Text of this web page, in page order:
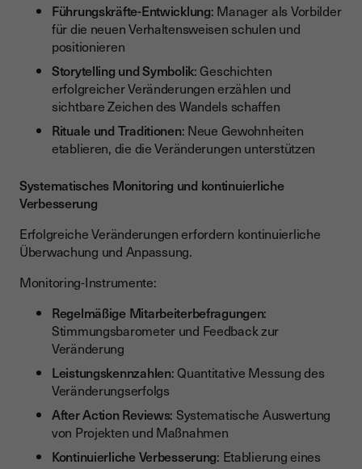
Führungskräfte-Entwicklung: Manager als Vorbilder
für die neuen Verhaltensweisen schulen und
positionieren
Storytelling und Symbolik: Geschichten
erfolgreicher Veränderungen erzählen und
sichtbare Zeichen des Wandels schaffen
Rituale und Traditionen: Neue Gewohnheiten
etablieren, die die Veränderungen unterstützen
Systematisches Monitoring und kontinuierliche
Verbesserung
Erfolgreiche Veränderungen erfordern kontinuierliche
Überwachung und Anpassung.
Monitoring-Instrumente:
Regelmäßige Mitarbeiterbefragungen:
Stimmungsbarometer und Feedback zur
Veränderung
Leistungskennzahlen: Quantitative Messung des
Veränderungserfolgs
After Action Reviews: Systematische Auswertung
von Projekten und Maßnahmen
Kontinuierliche Verbesserung: Etablierung eines